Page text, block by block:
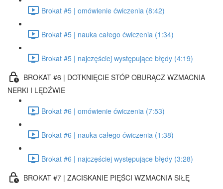
Brokat #5 | omówienie ćwiczenia (8:42)
Brokat #5 | nauka całego ćwiczenia (1:34)
Brokat #5 | najczęściej występujące błędy (4:19)
BROKAT #6 | DOTKNIĘCIE STÓP OBURĄCZ WZMACNIA
NERKI I LĘDŹWIE
Brokat #6 | omówienie ćwiczenia (7:53)
Brokat #6 | nauka całego ćwiczenia (1:38)
Brokat #6 | najczęściej występujące błędy (3:28)
BROKAT #7 | ZACISKANIE PIĘŚCI WZMACNIA SIŁĘ